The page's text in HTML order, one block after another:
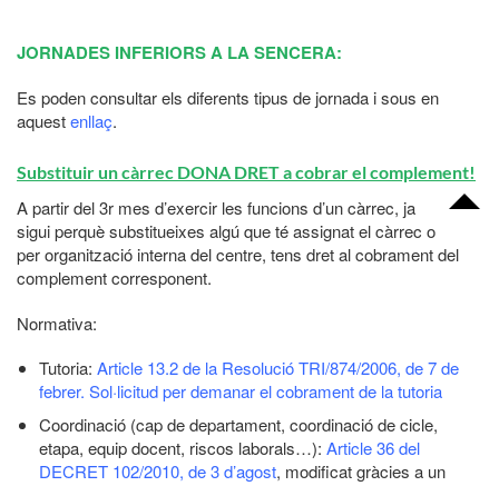
JORNADES INFERIORS A LA SENCERA:
Es poden consultar els diferents tipus de jornada i sous en
aquestenllaç.
Substituir un càrrec DONA DRET a cobrar el complement!
A partir del 3r mes d’exercir les funcions d’un càrrec, ja
sigui perquè substitueixes algú que té assignat el càrrec o
per organització interna del centre, tens dret al cobrament del
complement corresponent.
Normativa:
Tutoria: Article 13.2 de la Resolució TRI/874/2006, de 7 de
febrer. Sol·licitud per demanar el cobrament de la tutoria
Coordinació (cap de departament, coordinació de cicle,
etapa, equip docent, riscos laborals…): Article 36 del
DECRET 102/2010, de 3 d’agost, modificat gràcies a un